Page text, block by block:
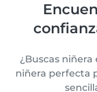
¿Buscas niñera
niñera perfecta